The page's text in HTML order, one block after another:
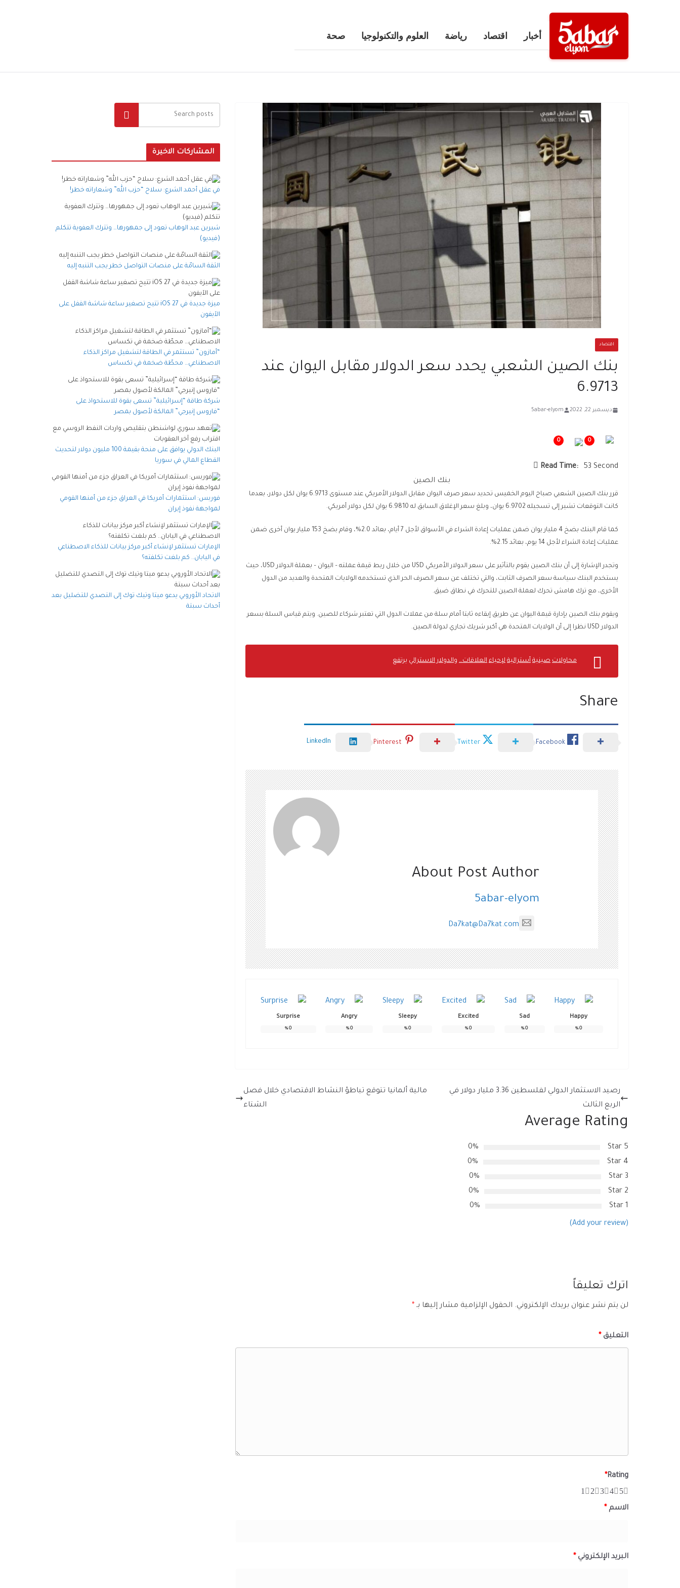
أخبار اقتصاد رياضة العلوم والتكنولوجيا صحة
اقتصاد
بنك الصين الشعبي يحدد سعر الدولار مقابل اليوان عند
6.9713
ديسمبر 22, 2022 5abar-elyom
0
0
Read Time:
53 Second
بنك الصين
قرر بنك الصين الشعبي صباح اليوم الخميس تحديد سعر صرف اليوان مقابل الدولار الأمريكي عند مستوى 6.9713 يوان لكل دولار، بعدما
كانت التوقعات تشير إلى تسجيله 6.9702 يوان، وبلغ سعر الإغلاق السابق له 6.9810 يوان لكل دولار أمريكي.
كما قام البنك بضخ 4 مليار يوان ضمن عمليات إعادة الشراء في الأسواق لأجل 7 أيام، بعائد 2.0%، وقام بضخ 153 مليار يوان أخرى ضمن
عمليات إعادة الشراء لأجل 14 يوم، بعائد 2.15%.
وتجدر الإشارة إلى أن بنك الصين يقوم بالتأثير على سعر الدولار الأمريكي USD من خلال ربط قيمة عملته – اليوان – بعملة الدولار USD، حيث
يستخدم البنك سياسة سعر الصرف الثابت، والتي تختلف عن سعر الصرف الحر الذي تستخدمه الولايات المتحدة والعديد من الدول
الأخرى، مع ترك هامش تحرك لعملة الصين للتحرك في نطاق ضيق.
ويقوم بنك الصين بإدارة قيمة اليوان عن طريق إبقاءه ثابتا أمام سلة من عملات الدول التي تعتبر شركاء للصين. ويتم قياس السلة بسعر
الدولار USD نظرا إلى أن الولايات المتحدة هي أكبر شريك تجاري لدولة الصين.
محاولات صينية أسترالية لإحياء العلاقات… والدولار الاسترالي يرتفع
Share
Facebook
Twitter
Pinterest
LinkedIn
About Post Author
5abar-elyom
Da7kat@Da7kat.com
Happy
0
%
Sad
0
%
Excited
0
%
Sleepy
0
%
Angry
0
%
Surprise
0
%
رصيد الاستثمار الدولي لفلسطين 3.36 مليار دولار في
الربع الثالث
مالية ألمانيا تتوقع تباطؤ النشاط الاقتصادي خلال فصل
الشتاء
Average Rating
5 Star
0%
4 Star
0%
3 Star
0%
2 Star
0%
1 Star
0%
(Add your review)
اترك تعليقاً
لن يتم نشر عنوان بريدك الإلكتروني. الحقول الإلزامية مشار إليها بـ *
التعليق *
Rating
*
5
4
3
2
1
الاسم *
البريد الإلكتروني *
المشاركات الاخيرة
في عقل أحمد الشرع: سلاح “حزب الله” وشعاراته خطر!
شيرين عبد الوهاب تعود إلى جمهورها… وتترك العفوية تتكلم
(فيديو)
الثقة السامّة على منصات التواصل خطر يجب التنبه إليه
ميزة جديدة في iOS 27 تتيح تصغير ساعة شاشة القفل على
الآيفون
“أمازون” تستثمر في الطاقة لتشغيل مراكز الذكاء
الاصطناعي… محطّة ضخمة في تكساس
شركة طاقة “إسرائيلية” تسعى بقوة للاستحواذ على
“فاروس إنيرجي” المالكة لأصول بمصر
البنك الدولي يوافق على منحة بقيمة 100 مليون دولار لتحديث
القطاع المالي في سوريا
فوربس: استثمارات أمريكا في العراق جزء من أمنها القومي
لمواجهة نفوذ إيران
الإمارات تستثمر لإنشاء أكبر مركز بيانات للذكاء الاصطناعي
في اليابان.. كم بلغت تكلفته؟
الاتحاد الأوروبي يدعو ميتا وتيك توك إلى التصدي للتضليل بعد
أحداث سبتة